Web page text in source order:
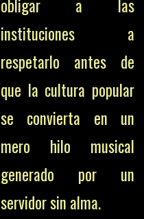
obligar a las
instituciones a
respetarlo antes de
que la cultura popular
se convierta en un
mero hilo musical
generado por un
servidor sin alma.